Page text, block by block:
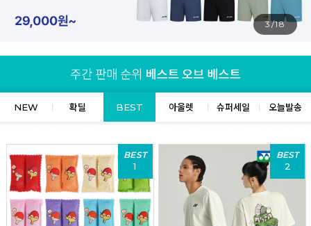
4/18
NEW 확딜 BEST 아울렛 슈퍼세일 오늘발송
BEST
1
BEST
2